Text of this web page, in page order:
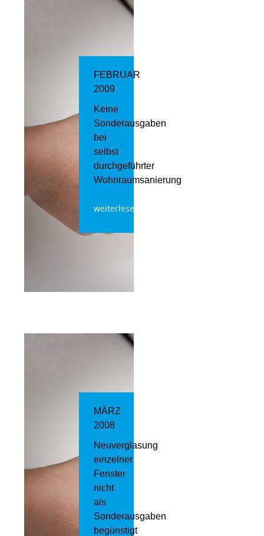
FEBRUAR
2009
Keine
Sonderausgaben
bei
selbst
durchgeführter
Wohnraumsanierung
weiterlesen
MÄRZ
2008
Neuverglasung
einzelner
Fenster
nicht
als
Sonderausgaben
begünstigt